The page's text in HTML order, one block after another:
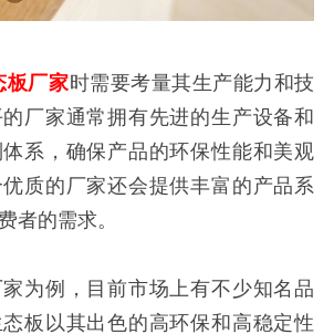
板厂家时需要考量其生产能力和技
厂家通常拥有先进的生产设备和
系，确保产品的环保性能和美观
质的厂家还会提供丰富的产品系
者的需求。
为例，目前市场上有不少知名品
板以其出色的高环保和高稳定性